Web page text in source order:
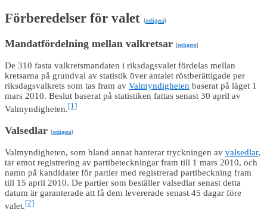
Förberedelser för valet [redigera]
Mandatfördelning mellan valkretsar [redigera]
De 310 fasta valkretsmandaten i riksdagsvalet fördelas mellan
kretsarna på grundval av statistik över antalet röstberättigade per
riksdagsvalkrets som tas fram av Valmyndigheten baserat på läget 1
mars 2010. Beslut baserat på statistiken fattas senast 30 april av
Valmyndigheten.[1]
Valsedlar [redigera]
Valmyndigheten, som bland annat hanterar tryckningen av valsedlar,
tar emot registrering av partibeteckningar fram till 1 mars 2010, och
namn på kandidater för partier med registrerad partibeckning fram
till 15 april 2010. De partier som beställer valsedlar senast detta
datum är garanterade att få dem levererade senast 45 dagar före
valet.[2]